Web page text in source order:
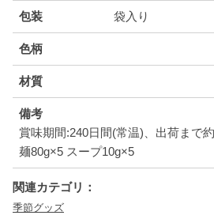
包装 袋入り
色柄
材質
備考
賞味期間:240日間(常温)、出荷まで
麺80g×5 スープ10g×5
関連カテゴリ：
季節グッズ